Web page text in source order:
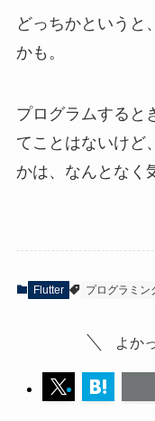
どっちかというと
かも。
プログラムすると
てことはないけど
かは、なんとな
Flutter プログラミン
よか